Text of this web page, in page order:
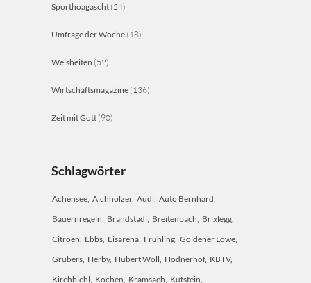
Sporthoagascht (24)
Umfrage der Woche (18)
Weisheiten (52)
Wirtschaftsmagazine (136)
Zeit mit Gott (90)
Schlagwörter
Achensee Aichholzer Audi Auto Bernhard
Bauernregeln Brandstadl Breitenbach Brixlegg
Citroen Ebbs Eisarena Frühling Goldener Löwe
Grubers Herby Hubert Wöll Hödnerhof KBTV
Kirchbichl Kochen Kramsach Kufstein